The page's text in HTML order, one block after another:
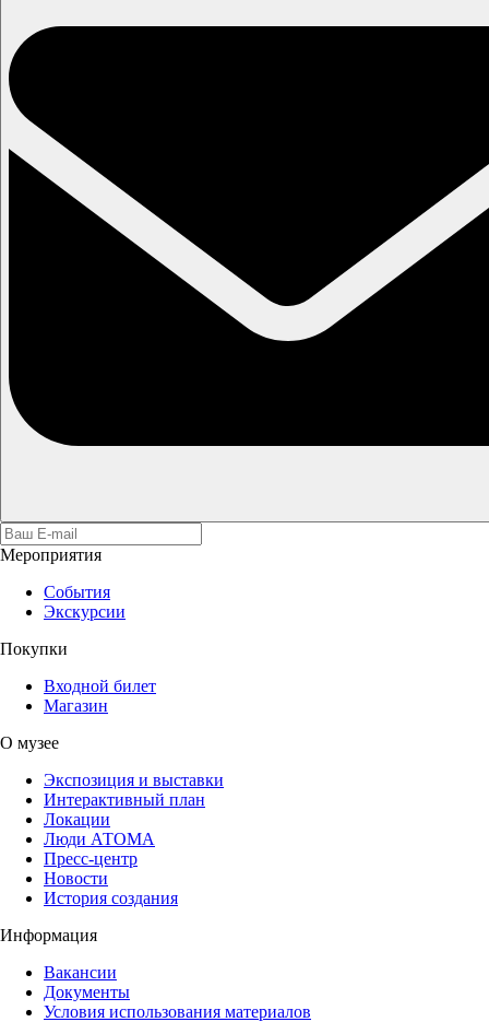
Мероприятия
События
Экскурсии
Покупки
Входной билет
Магазин
О музее
Экспозиция и выставки
Интерактивный план
Локации
Люди АТОМА
Пресс-центр
Новости
История создания
Информация
Вакансии
Документы
Условия использования материалов